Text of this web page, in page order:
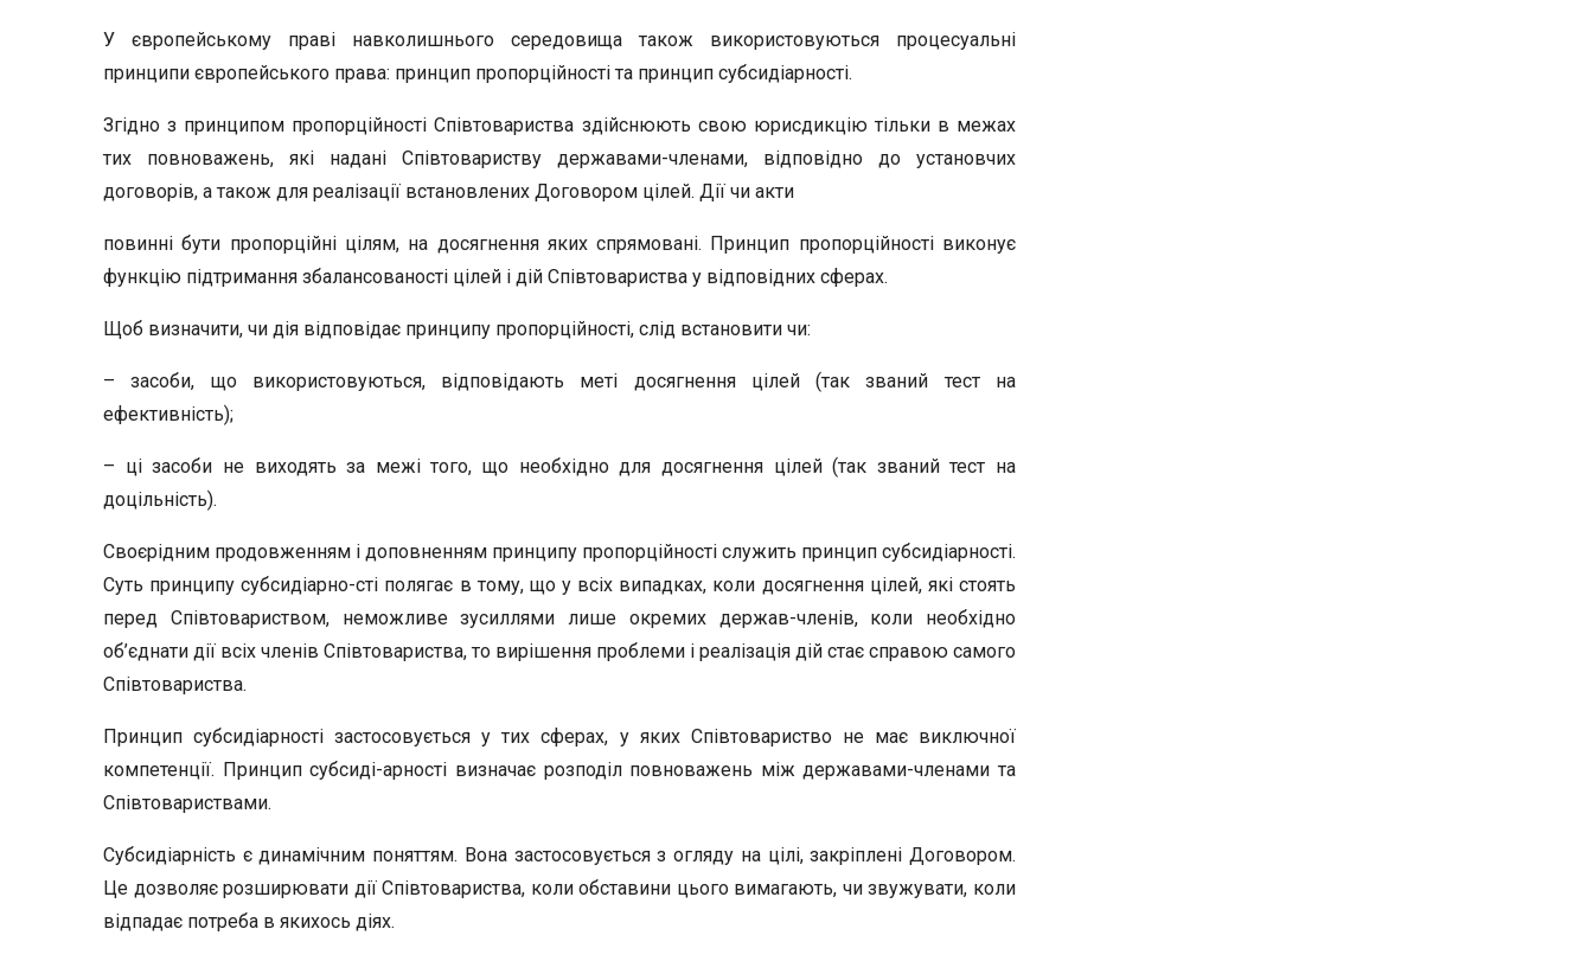
У європейському праві навколишнього середовища також викори­стовуються процесуальні
принципи європейського права: принцип пропорційності та принцип субсидіарності.
Згідно з принципом пропорційності Співтовариства здійснюють свою юрисдикцію тільки в межах
тих повноважень, які надані Співтовариству державами-членами, відповідно до установчих
договорів, а також для реалізації встановлених Договором цілей. Дії чи акти
повинні бути пропорційні цілям, на досягнення яких спрямовані. Принцип пропорційності виконує
функцію підтримання збалансо­ваності цілей і дій Співтовариства у відповідних сферах.
Щоб визначити, чи дія відповідає принципу пропорційності, слід встановити чи:
– засоби, що використовуються, відповідають меті досягнення цілей (так званий тест на
ефективність);
– ці засоби не виходять за межі того, що необхідно для досягнення цілей (так званий тест на
доцільність).
Своєрідним продовженням і доповненням принципу пропорцій­ності служить принцип субсидіарності.
Суть принципу субсидіарно-сті полягає в тому, що у всіх випадках, коли досягнення цілей, які стоять
перед Співтовариством, неможливе зусиллями лише окремих держав-членів, коли необхідно
об’єднати дії всіх членів Співтовариства, то вирішення проблеми і реалізація дій стає справою самого
Співтовариства.
Принцип субсидіарності застосовується у тих сферах, у яких Співтовариство не має виключної
компетенції. Принцип субсиді-арності визначає розподіл повноважень між державами-членами та
Співтовариствами.
Субсидіарність є динамічним поняттям. Вона застосовується з огляду на цілі, закріплені Договором.
Це дозволяє розширювати дії Співтовариства, коли обставини цього вимагають, чи звужувати, коли
відпадає потреба в якихось діях.